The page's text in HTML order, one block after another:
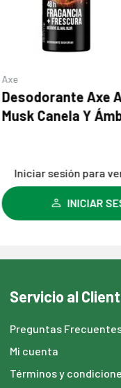
Axe Aerosol
Y Ámbar X
para ver los
INICIAR SESIÓN
Servicio al
Preguntas
Mi cuenta
Términos y